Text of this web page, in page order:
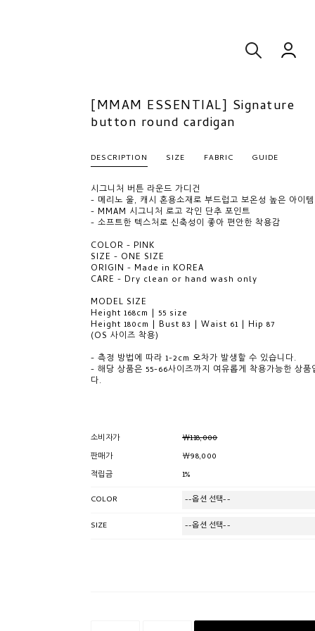
[MMAM ESSENTIAL] Signature
button round cardigan
DESCRIPTION SIZE FABRIC GUIDE
시그니처 버튼 라운드 가디건
- 메리노 울, 캐시 혼용소재로 부드럽고 보온성 높은 아이템
- MMAM 시그니처 로고 각인 단추 포인트
- 소프트한 텍스처로 신축성이 좋아 편안한 착용감
COLOR - PINK
SIZE - ONE SIZE
ORIGIN - Made in KOREA
CARE - Dry clean or hand wash only
MODEL SIZE
Height 168cm | 55 size
Height 180cm | Bust 83 | Waist 61 | Hip 87
(OS 사이즈 착용)
- 측정 방법에 따라 1-2cm 오차가 발생할 수 있습니다.
- 해당 상품은 55-66사이즈까지 여유롭게 착용가능한 상품
다.
소비자가 ￦118,000
판매가 ￦98,000
적립금 1%
COLOR
SIZE